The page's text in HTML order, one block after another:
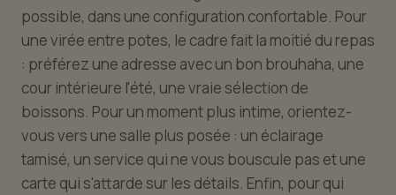
possible, dans une configuration confortable. Pour
une virée entre potes, le cadre fait la moitié du repas
: préférez une adresse avec un bon brouhaha, une
cour intérieure l'été, une vraie sélection de
boissons. Pour un moment plus intime, orientez-
vous vers une salle plus posée : un éclairage
tamisé, un service qui ne vous bouscule pas et une
carte qui s'attarde sur les détails. Enfin, pour qui